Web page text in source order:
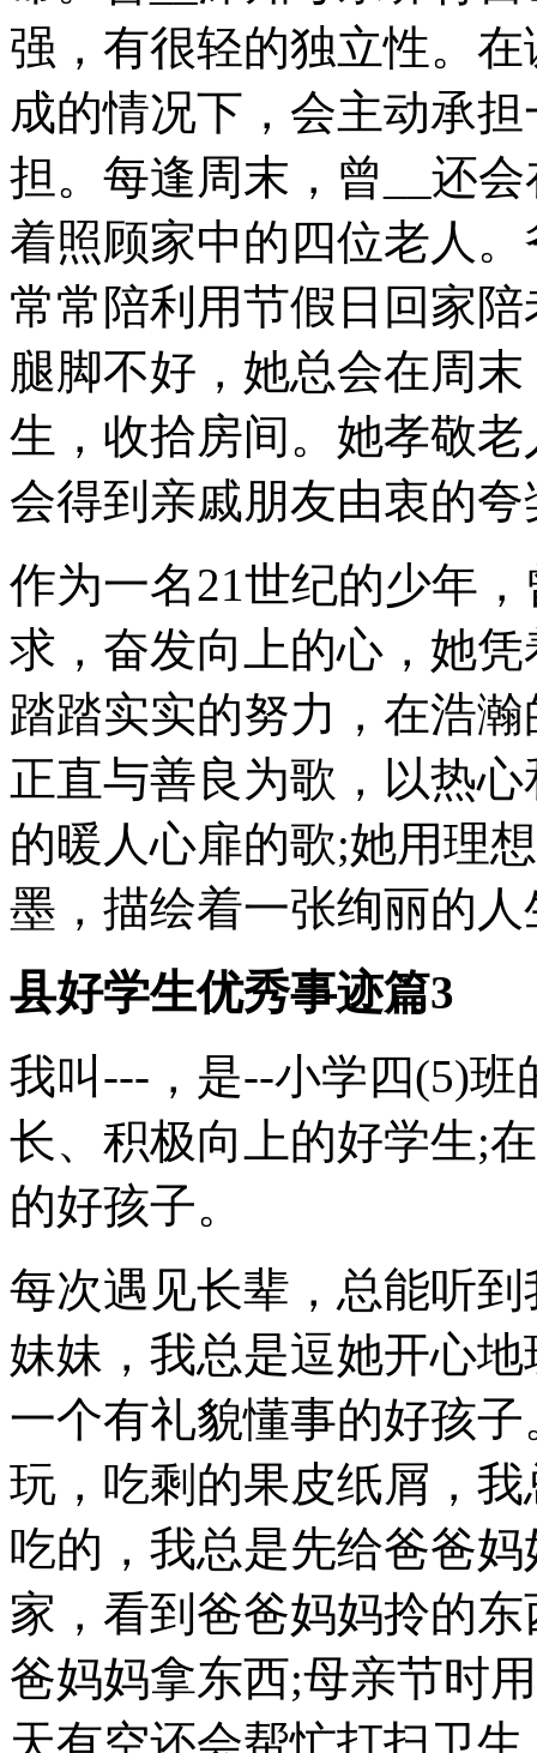
强，有很轻的独立性。
成的情况下，会主动承
担。每逢周末，曾__还
着照顾家中的四位老人
常常陪利用节假日回家
腿脚不好，她总会在周
生，收拾房间。她孝敬
会得到亲戚朋友由衷的夸
作为一名21世纪的少年
求，奋发向上的心，她
踏踏实实的努力，在浩
正直与善良为歌，以热
的暖人心扉的歌;她用理
墨，描绘着一张绚丽的
县好学生优秀事迹篇3
我叫---，是--小学四(5)
长、积极向上的好学生;
的好孩子。
每次遇见长辈，总能听
妹妹，我总是逗她开心
一个有礼貌懂事的好孩
玩，吃剩的果皮纸屑，
吃的，我总是先给爸爸
家，看到爸爸妈妈拎的
爸妈妈拿东西;母亲节时
天有空还会帮忙打扫卫